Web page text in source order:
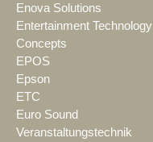
Enova Solutions
Entertainment Technology
Concepts
EPOS
Epson
ETC
Euro Sound
Veranstaltungstechnik